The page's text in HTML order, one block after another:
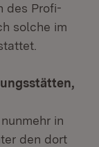
des Profi-
solche im
in
den dort